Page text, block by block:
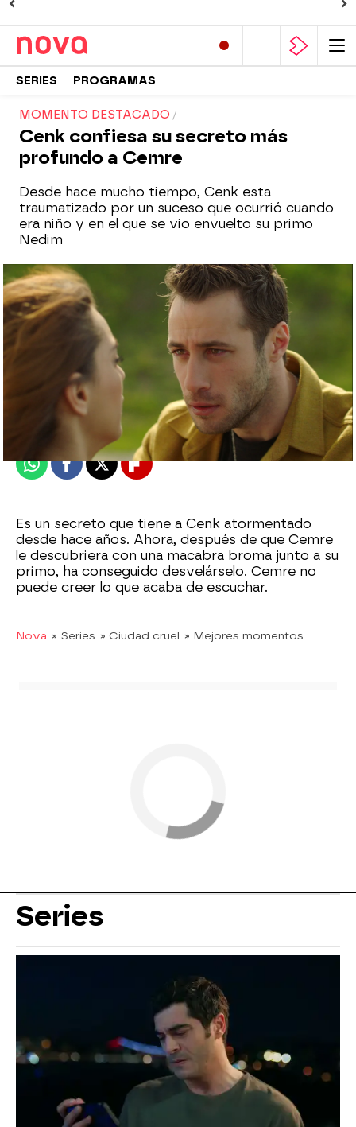
SERIES PROGRAMAS
MOMENTO DESTACADO
Cenk confiesa su secreto más
profundo a Cemre
Desde hace mucho tiempo, Cenk esta
traumatizado por un suceso que ocurrió cuando
era niño y en el que se vio envuelto su primo
Nedim
Madrid
Publicado: 26 de diciembre de 2020, 18:39
WhatsappFacebook
X Flipboard
Es un secreto que tiene a Cenk atormentado
desde hace años. Ahora, después de que Cemre
le descubriera con una macabra broma junto a su
primo, ha conseguido desvelárselo. Cemre no
puede creer lo que acaba de escuchar.
Nova » Series » Ciudad cruel » Mejores momentos
Series